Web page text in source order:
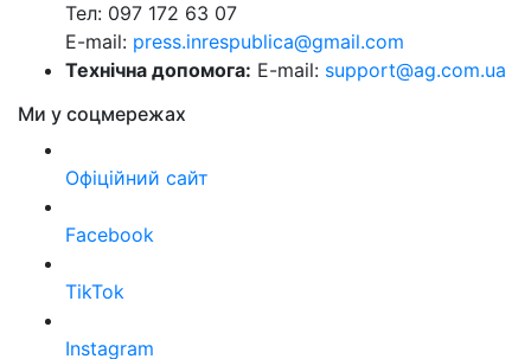
Тел: 097 172 63 07
E-mail: press.inrespublica@gmail.com
Технічна допомога: E-mail: support@ag.com.ua
Ми у соцмережах
Офіційний сайт
Facebook
TikTok
Instagram